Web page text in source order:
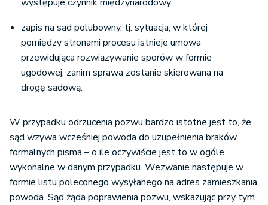
zapis na sąd polubowny, tj. sytuacja, w której
pomiędzy stronami procesu istnieje umowa
przewidująca rozwiązywanie sporów w formie
ugodowej, zanim sprawa zostanie skierowana na
drogę sądową.
W przypadku odrzucenia pozwu bardzo istotne jest to, że
sąd wzywa wcześniej powoda do uzupełnienia braków
formalnych pisma – o ile oczywiście jest to w ogóle
wykonalne w danym przypadku. Wezwanie następuje w
formie listu poleconego wysyłanego na adres zamieszkania
powoda. Sąd żąda poprawienia pozwu, wskazując przy tym